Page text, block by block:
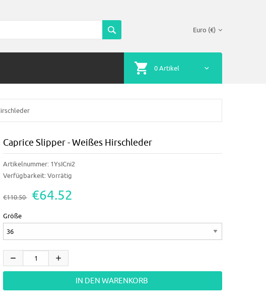
Euro (€)
0 Artikel
Caprice Slipper - Weißes Hirschleder
Artikelnummer: 1YsICni2
Verfügbarkeit:Vorrätig
€110.50 €64.52
Größe